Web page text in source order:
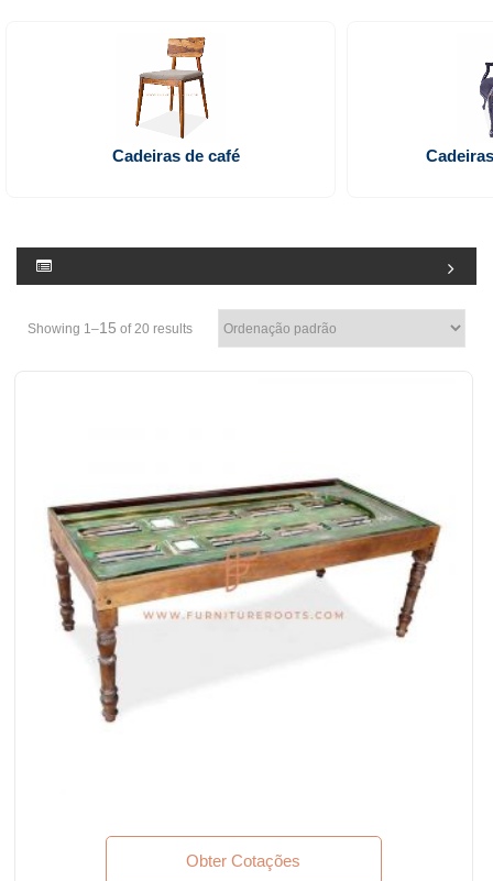
Cadeiras de café
Showing 1–15 of 20 results
Obter Cotações